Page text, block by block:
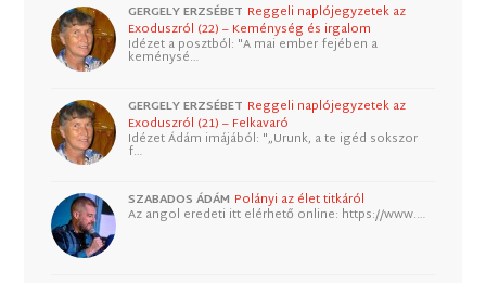
GERGELY ERZSÉBET Reggeli naplójegyzetek az
Exoduszról (22) – Keménység és irgalom
Idézet a posztból: "A mai ember fejében a
keménysé…
GERGELY ERZSÉBET Reggeli naplójegyzetek az
Exoduszról (21) – Felkavaró
Idézet Ádám imájából: "„Urunk, a te igéd sokszor
f…
SZABADOS ÁDÁM Polányi az élet titkáról
Az angol eredeti itt elérhető online: https://www.…